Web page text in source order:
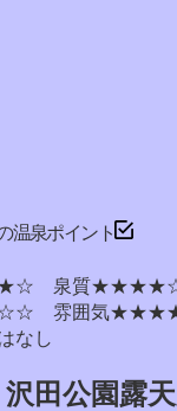
温泉ポイント
泉質
雰囲気
なし
田公園露